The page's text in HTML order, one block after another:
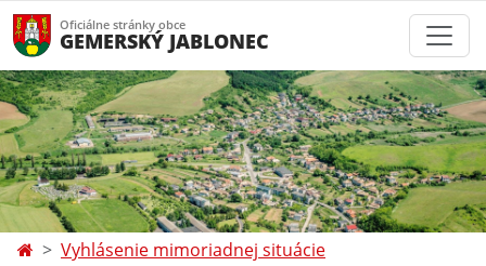
Oficiálne stránky obce
GEMERSKÝ JABLONEC
Vyhlásenie mimoriadnej situácie